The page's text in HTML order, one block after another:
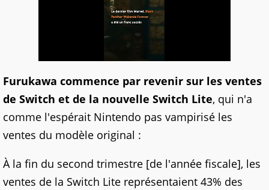
Furukawa commence par revenir sur les ventes
de Switch et de la nouvelle Switch Lite, qui n'a
comme l'espérait Nintendo pas vampirisé les
ventes du modèle original :
À la fin du second trimestre [de l'année fiscale], les
ventes de la Switch Lite représentaient 43% des